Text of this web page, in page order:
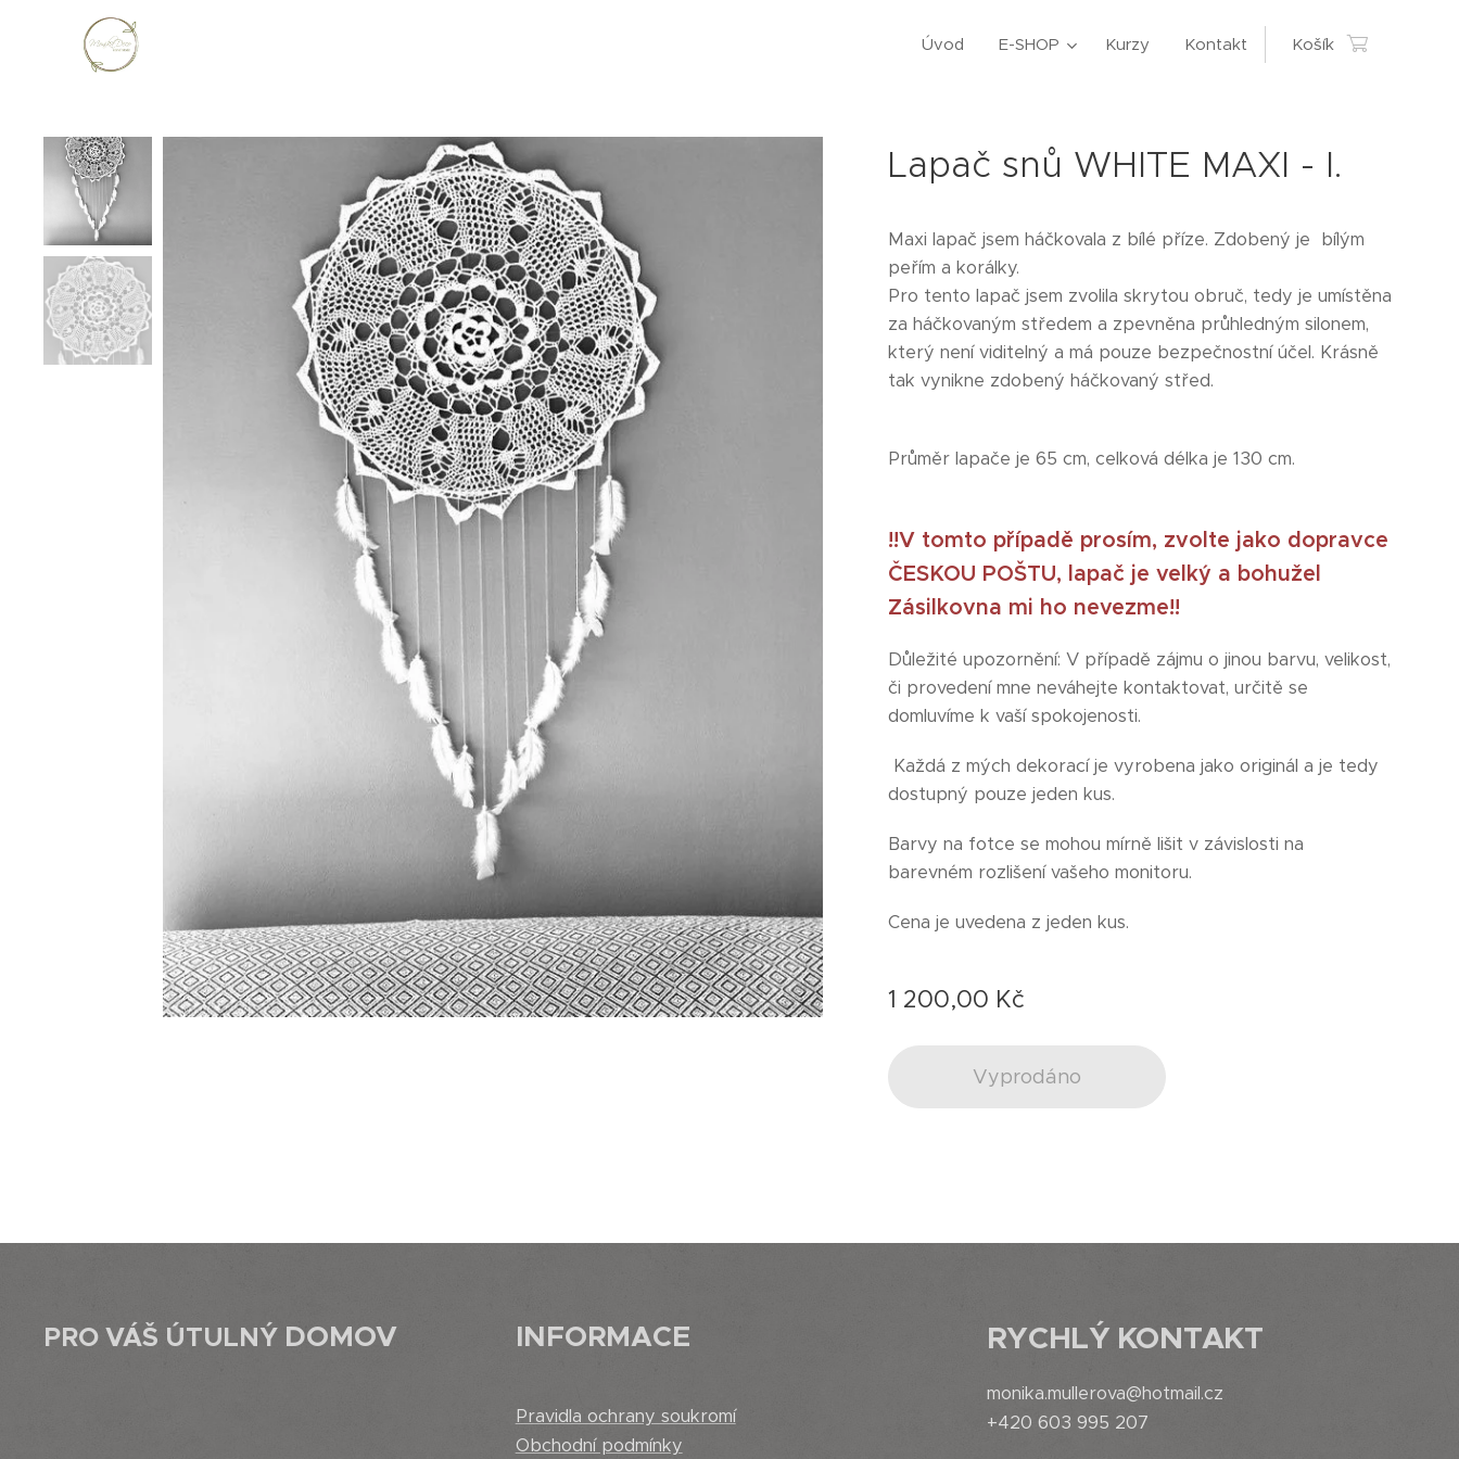
Úvod E-SHOP Kurzy Kontakt Košík
Lapač snů WHITE MAXI - I.
Maxi lapač jsem háčkovala z bílé příze. Zdobený je bílým
peřím a korálky.
Pro tento lapač jsem zvolila skrytou obruč, tedy je umístěna
za háčkovaným středem a zpevněna průhledným silonem,
který není viditelný a má pouze bezpečnostní účel. Krásně
tak vynikne zdobený háčkovaný střed.
Průměr lapače je 65 cm, celková délka je 130 cm.
!!V tomto případě prosím, zvolte jako dopravce
ČESKOU POŠTU, lapač je velký a bohužel
Zásilkovna mi ho nevezme!!
Důležité upozornění: V případě zájmu o jinou barvu, velikost,
či provedení mne neváhejte kontaktovat, určitě se
domluvíme k vaší spokojenosti.
Každá z mých dekorací je vyrobena jako originál a je tedy
dostupný pouze jeden kus.
Barvy na fotce se mohou mírně lišit v závislosti na
barevném rozlišení vašeho monitoru.
Cena je uvedena z jeden kus.
1 200,00 Kč
Vyprodáno
PRO VÁŠ ÚTULNÝ DOMOV INFORMACE
Pravidla ochrany soukromí
Obchodní podmínky
RYCHLÝ KONTAKT
monika.mullerova@hotmail.cz
+420 603 995 207